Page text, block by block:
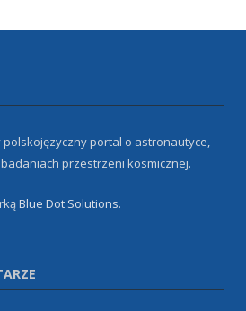
polskojęzyczny portal o astronautyce,
przestrzeni kosmicznej.
Blue Dot Solutions.